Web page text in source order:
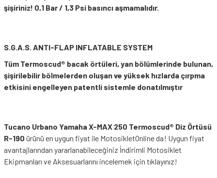
şişiriniz! 0,1 Bar / 1,3 Psi basıncı aşmamalıdır.
S.G.A.S. ANTI-FLAP INFLATABLE SYSTEM
Tüm Termoscud® bacak örtüleri, yan bölümlerinde bulunan,
şişirilebilir bölmelerden oluşan ve yüksek hızlarda çırpma
etkisini engelleyen patentli sistemle donatılmıştır
Tucano Urbano Yamaha X-MAX 250 Termoscud® Diz Örtüsü
R-190 ürünü en uygun fiyat ile MotosikletOnline da! Uygun fiyat
avantajlarından yararlanabileceğiniz İndirimli Motosiklet
Ekipmanları ve Aksesuarlarını incelemek için tıklayınız!